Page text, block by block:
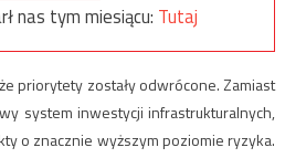
nas tym miesiącu: Tutaj
priorytety zostały odwrócone. Zamiast
system inwestycji infrastrukturalnych,
o znacznie wyższym poziomie ryzyka.